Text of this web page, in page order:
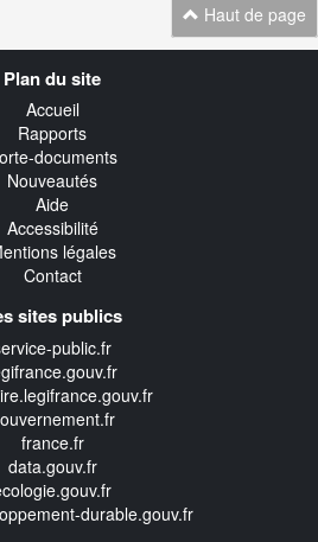
Haut de page
Plan du site
Accueil
Rapports
documents
Nouveautés
Aide
Accessibilité
légales
Contact
sites publics
public.fr
france.fr
data.gouv.fr
durable.gouv.fr